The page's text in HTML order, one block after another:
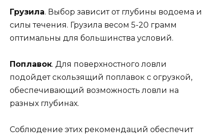
Грузила. Выбор зависит от глубины водоема и
силы течения. Грузила весом 5-20 грамм
оптимальны для большинства условий.
Поплавок. Для поверхностного ловли
подойдет скользящий поплавок с огрузкой,
обеспечивающий возможность ловли на
разных глубинах.
Соблюдение этих рекомендаций обеспечит